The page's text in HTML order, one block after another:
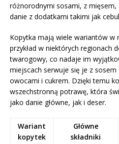
różnorodnymi sosami, z
danie z dodatkami takimi jak
Kopytka mają wiele wariantów w
przykład w niektórych regionach
twarogowy, co nadaje im
miejscach serwuje się je z
owocami i cukrem. Dzięki temu
wszechstronną potrawę, która
jako danie główne, jak i deser.
Wariant
kopytek
Główne
składniki